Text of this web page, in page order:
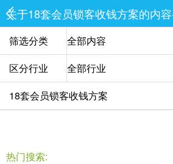
关于18套会员锁客收钱方案的内
筛选分类
区分行业
热门搜索: